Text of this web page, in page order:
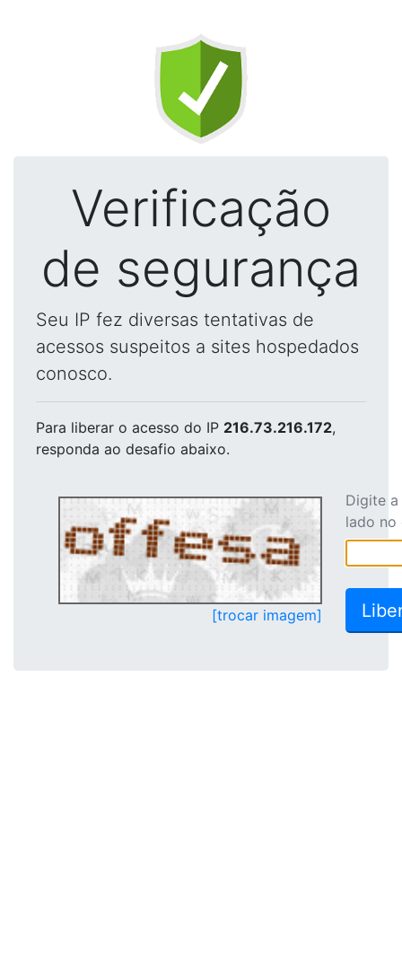
Verificação
de segurança
Seu IP fez diversas tentativas de
acessos suspeitos a sites hospedados
conosco.
Para liberar o acesso do IP 216.73.216.172,
responda ao desafio abaixo.
[trocar imagem]
Digite
lado no